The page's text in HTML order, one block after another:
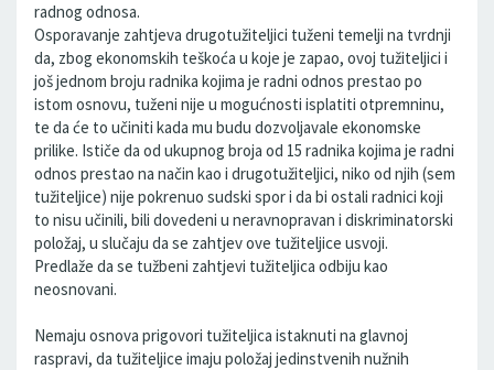
radnog odnosa.
Osporavanje zahtjeva drugotužiteljici tuženi temelji na tvrdnji
da, zbog ekonomskih teškoća u koje je zapao, ovoj tužiteljici i
još jednom broju radnika kojima je radni odnos prestao po
istom osnovu, tuženi nije u mogućnosti isplatiti otpremninu,
te da će to učiniti kada mu budu dozvoljavale ekonomske
prilike. Ističe da od ukupnog broja od 15 radnika kojima je radni
odnos prestao na način kao i drugotužiteljici, niko od njih (sem
tužiteljice) nije pokrenuo sudski spor i da bi ostali radnici koji
to nisu učinili, bili dovedeni u neravnopravan i diskriminatorski
položaj, u slučaju da se zahtjev ove tužiteljice usvoji.
Predlaže da se tužbeni zahtjevi tužiteljica odbiju kao
neosnovani.
Nemaju osnova prigovori tužiteljica istaknuti na glavnoj
raspravi, da tužiteljice imaju položaj jedinstvenih nužnih